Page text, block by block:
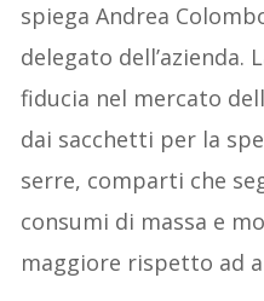
spiega Andrea
delegato dell’azienda.
fiducia nel mercato
dai sacchetti per la
serre, comparti che
consumi di massa e
maggiore rispetto ad